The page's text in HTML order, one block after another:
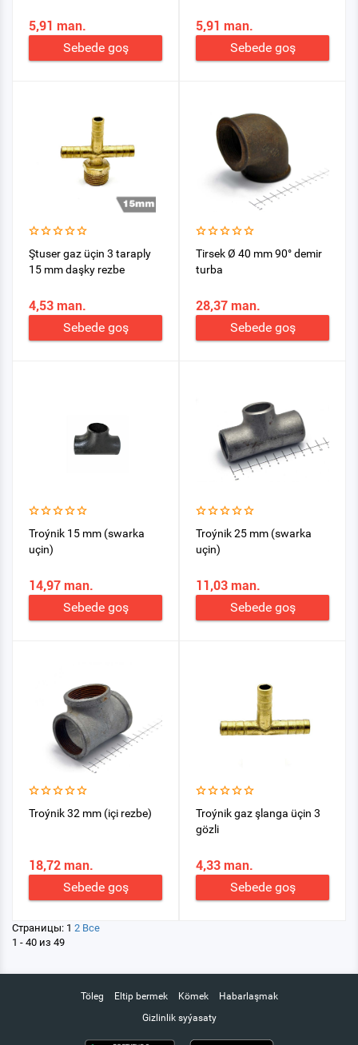
5,91 man.
Sebede goş
5,91 man.
Sebede goş
Ştuser gaz üçin 3 taraply
15 mm daşky rezbe
4,53 man.
Sebede goş
Tirsek Ø 40 mm 90° demir
turba
28,37 man.
Sebede goş
Troýnik 15 mm (swarka
uçin)
14,97 man.
Sebede goş
Troýnik 25 mm (swarka
uçin)
11,03 man.
Sebede goş
Troýnik 32 mm (içi rezbe)
18,72 man.
Sebede goş
Troýnik gaz şlanga üçin 3
gözli
4,33 man.
Sebede goş
Страницы: 1 2 Все
1 - 40 из 49
Töleg Eltip bermek Kömek
Habarlaşmak
Gizlinlik syýasaty